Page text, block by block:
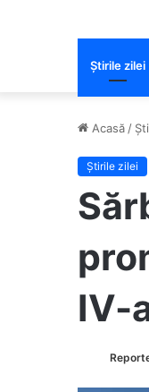
Știrile zilei
Acasă /
Știrile zilei
IV-